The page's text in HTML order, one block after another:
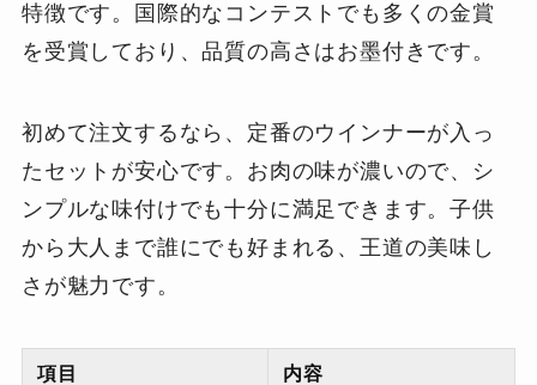
特徴です。国際的なコンテストでも多くの金賞
を受賞しており、品質の高さはお墨付きです。
初めて注文するなら、定番のウインナーが入っ
たセットが安心です。お肉の味が濃いので、シ
ンプルな味付けでも十分に満足できます。子供
から大人まで誰にでも好まれる、王道の美味し
さが魅力です。
項目 内容